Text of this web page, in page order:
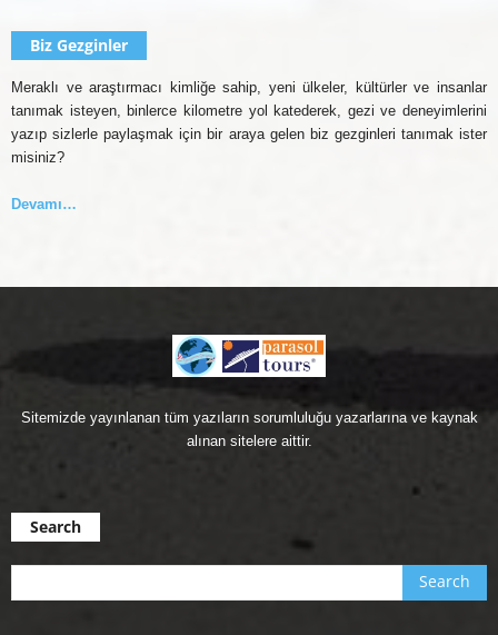
Biz Gezginler
Meraklı ve araştırmacı kimliğe sahip, yeni ülkeler, kültürler ve insanlar
tanımak isteyen, binlerce kilometre yol katederek, gezi ve deneyimlerini
yazıp sizlerle paylaşmak için bir araya gelen biz gezginleri tanımak ister
misiniz?
Devamı…
Sitemizde yayınlanan tüm yazıların sorumluluğu yazarlarına ve kaynak
alınan sitelere aittir.
Search